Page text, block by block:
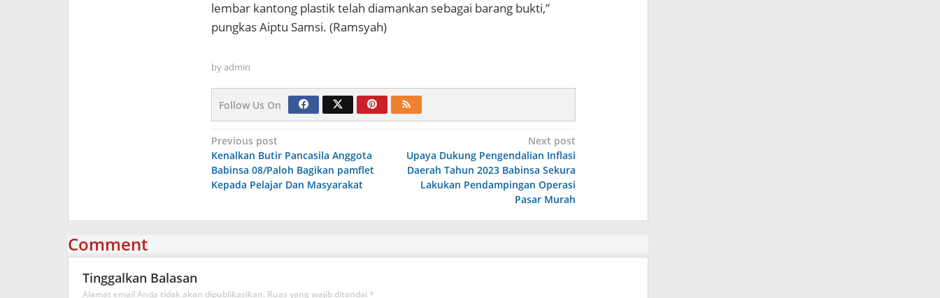
lembar kantong plastik telah diamankan sebagai barang bukti,”
pungkas Aiptu Samsi. (Ramsyah)
byadmin
Follow Us On
Navigasi
pos
Previous post
Kenalkan Butir Pancasila Anggota
Babinsa 08/Paloh Bagikan pamflet
Kepada Pelajar Dan Masyarakat
Next post
Upaya Dukung Pengendalian Inflasi
Daerah Tahun 2023 Babinsa Sekura
Lakukan Pendampingan Operasi
Pasar Murah
Comment
Tinggalkan Balasan
Alamat email Anda tidak akan dipublikasikan. Ruas yang wajib ditandai *